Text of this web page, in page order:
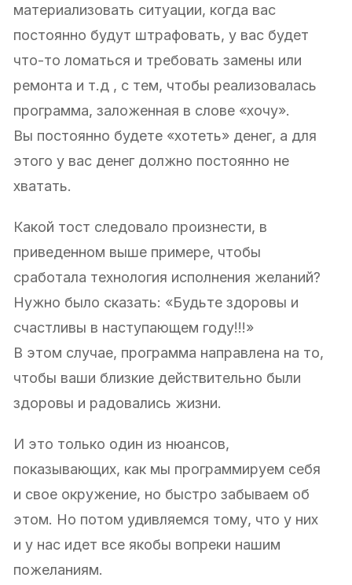
материализовать ситуации, когда вас
постоянно будут штрафовать, у вас будет
что-то ломаться и требовать замены или
ремонта и т.д , с тем, чтобы реализовалась
программа, заложенная в слове «хочу».
Вы постоянно будете «хотеть» денег, а для
этого у вас денег должно постоянно не
хватать.
Какой тост следовало произнести, в
приведенном выше примере, чтобы
сработала технология исполнения желаний?
Нужно было сказать: «Будьте здоровы и
счастливы в наступающем году!!!»
В этом случае, программа направлена на то,
чтобы ваши близкие действительно были
здоровы и радовались жизни.
И это только один из нюансов,
показывающих, как мы программируем себя
и свое окружение, но быстро забываем об
этом. Но потом удивляемся тому, что у них
и у нас идет все якобы вопреки нашим
пожеланиям.